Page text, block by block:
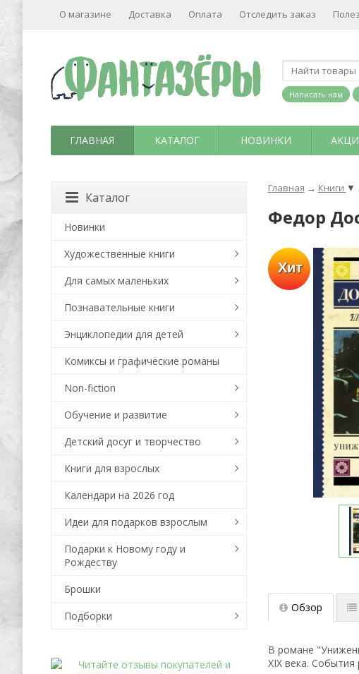
О магазине Доставка Оплата Отследить заказ
Написать нам
ГЛАВНАЯ КАТАЛОГ НОВИНКИ
Главная → Книги ▼
Федор
Хит
Обзор
В романе
XIX века.
Каталог
Новинки
Художественные книги
Для самых маленьких
Познавательные книги
Энциклопедии для детей
Комиксы и графические романы
Non-fiction
Обучение и развитие
Детский досуг и творчество
Книги для взрослых
Календари на 2026 год
Идеи для подарков взрослым
Подарки к Новому году и
Рождеству
Брошки
Подборки